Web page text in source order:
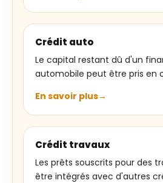
Crédit auto
Le capital restant dû d'un
automobile peut être pris en
En savoir plus
Crédit travaux
Les prêts souscrits pour des
être intégrés avec d'autres